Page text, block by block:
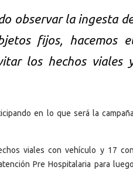
observar la ingesta
fijos, hacemos
los hechos viales
en lo que será la campaña
viales con vehículo y 17 con
Pre Hospitalaria para luego